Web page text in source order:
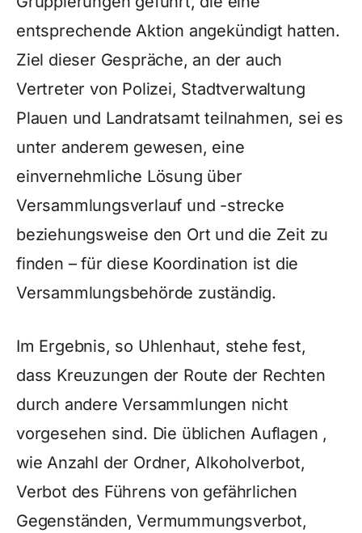
entsprechende Aktion angekündigt hatten.
Ziel dieser Gespräche, an der auch
Vertreter von Polizei, Stadtverwaltung
Plauen und Landratsamt teilnahmen, sei es
unter anderem gewesen, eine
einvernehmliche Lösung über
Versammlungsverlauf und -strecke
beziehungsweise den Ort und die Zeit zu
finden – für diese Koordination ist die
Versammlungsbehörde zuständig.
Im Ergebnis, so Uhlenhaut, stehe fest,
dass Kreuzungen der Route der Rechten
durch andere Versammlungen nicht
vorgesehen sind. Die üblichen Auflagen ,
wie Anzahl der Ordner, Alkoholverbot,
Verbot des Führens von gefährlichen
Gegenständen, Vermummungsverbot,